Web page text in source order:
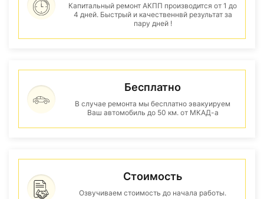
Капитальный ремонт АКПП производится от 1 до
4 дней. Быстрый и качественнвй результат за
пару дней !
Бесплатно
В случае ремонта мы бесплатно эвакуируем
Ваш автомобиль до 50 км. от МКАД-а
Стоимость
Озвучиваем стоимость до начала работы.